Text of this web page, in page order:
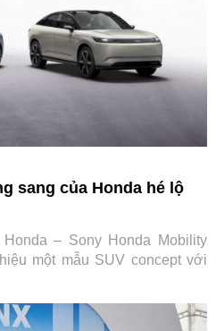
sang của Honda hé lộ
– Sony Honda Mobility
một mẫu SUV concept với